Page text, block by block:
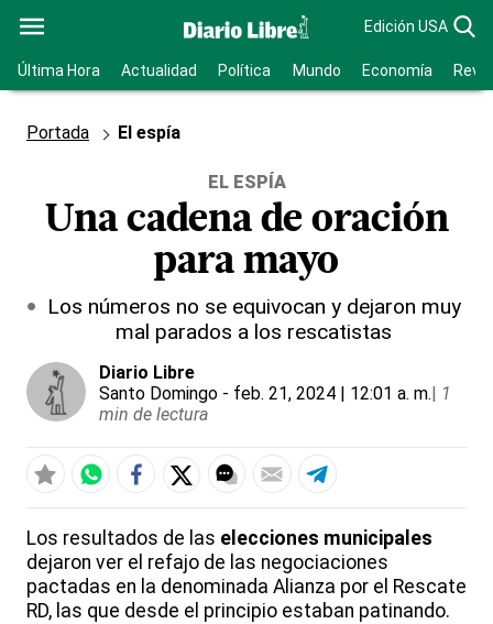
Edición USA
Última Hora Actualidad Política Mundo Economía
Portada El espía
EL ESPÍA
Una cadena de oración
para mayo
Los números no se equivocan y dejaron muy
mal parados a los rescatistas
Diario Libre
Santo Domingo - feb. 21, 2024 | 12:01 a. m.| 1
min de lectura
Los resultados de las elecciones municipales
dejaron ver el refajo de las negociaciones
pactadas en la denominada Alianza por el Rescate
RD, las que desde el principio estaban patinando.